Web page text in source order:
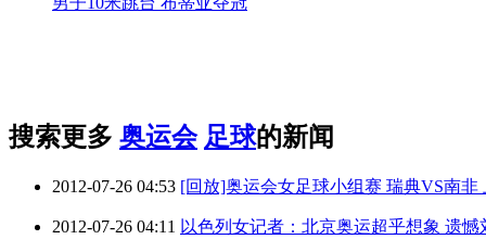
搜索更多 奥运会 足球的新闻
2012-07-26 04:53 [回放]奥运会女足球小组赛 瑞典VS南非
2012-07-26 04:11 以色列女记者：北京奥运超乎想象 遗憾